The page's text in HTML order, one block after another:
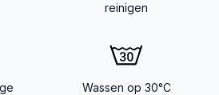
reinigen
Wassen op 30°C